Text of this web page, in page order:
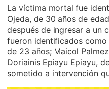
La víctima mortal fue
Ojeda, de 30 años de
después de ingresar a un
fueron identificados como
de 23 años; Maicol
Doriainis Epiayu Epiayu,
sometido a intervención